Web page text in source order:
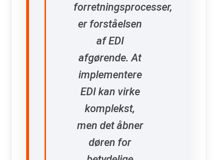
forretningsprocesser,
er forståelsen
af EDI
afgørende. At
implementere
EDI kan virke
komplekst,
men det åbner
døren for